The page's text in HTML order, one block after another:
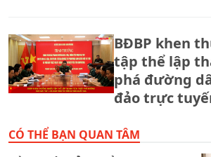
BĐBP khen
tập thể lập
phá đường
đảo trực
CÓ THỂ BẠN QUAN TÂM